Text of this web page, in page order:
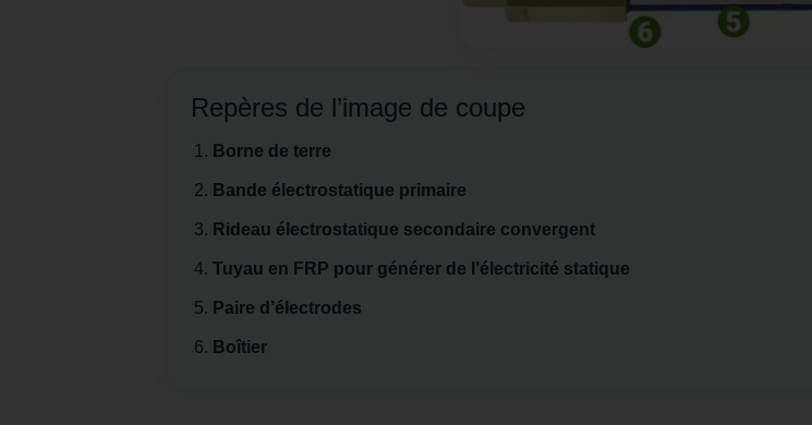
Repères de l’image de coupe
Borne de terre
Bande électrostatique primaire
Rideau électrostatique secondaire convergent
Tuyau en FRP pour générer de l’électricité statique
Paire d’électrodes
Boîtier